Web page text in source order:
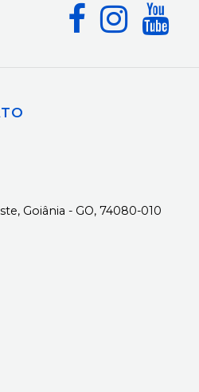
Goiânia - GO, 74080-010